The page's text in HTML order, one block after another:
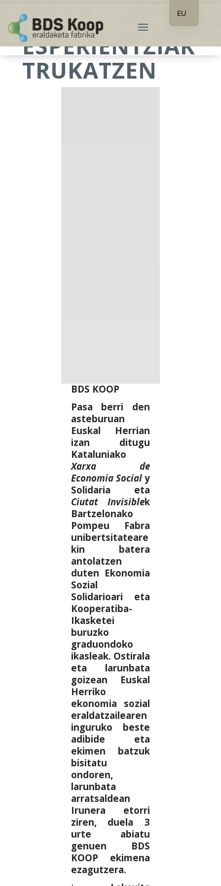
ESPERIENTZIAK
TRUKATZEN
BDS KOOP
Pasa berri den
asteburuan
Euskal Herrian
izan ditugu
Kataluniako
Xarxa de
Economia Socialy
Solidaria eta
Ciutat Invisiblek
Bartzelonako
Pompeu Fabra
unibertsitateare
kin batera
antolatzen
duten Ekonomia
Sozial
Solidarioari eta
Kooperatiba-
Ikasketei
buruzko
graduondoko
ikasleak. Ostirala
eta larunbata
goizean Euskal
Herriko
ekonomia sozial
eraldatzailearen
inguruko beste
adibide eta
ekimen batzuk
bisitatu
ondoren,
larunbata
arratsaldean
Irunera etorri
ziren, duela 3
urte abiatu
genuen BDS
KOOP ekimena
ezagutzera.
EU